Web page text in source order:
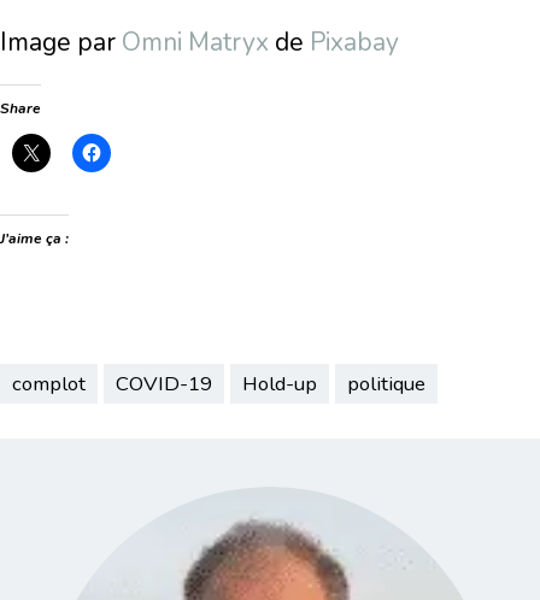
Image par Omni Matryx de Pixabay
Share
J’aime ça :
complot COVID-19 Hold-up politique